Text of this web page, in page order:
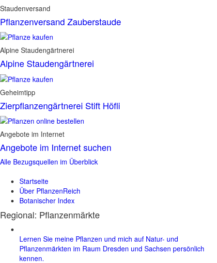
Staudenversand
Pflanzenversand Zauberstaude
Alpine Staudengärtnerei
Alpine Staudengärtnerei
Geheimtipp
Zierpflanzengärtnerei Stift Höfli
Angebote im Internet
Angebote im Internet suchen
Alle Bezugsquellen im Überblick
Startseite
Über PflanzenReich
Botanischer Index
Regional: Pflanzenmärkte
Lernen Sie meine Pflanzen und mich auf Natur- und
Pflanzenmärkten im Raum Dresden und Sachsen persönlich
kennen.